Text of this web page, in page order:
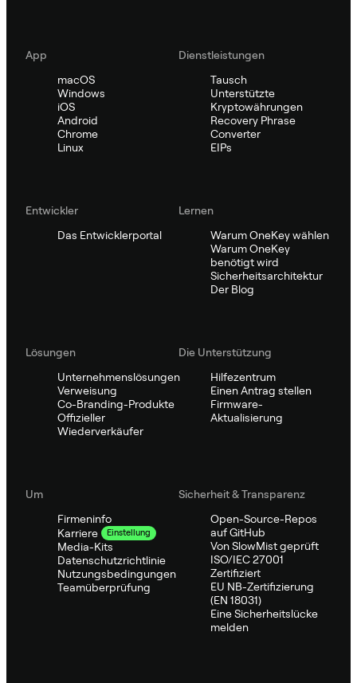
App
macOS
Windows
iOS
Android
Chrome
Linux
Dienstleistungen
Tausch
Unterstützte
Kryptowährungen
Recovery Phrase
Converter
EIPs
Entwickler
Das Entwicklerportal
Lernen
Warum OneKey wählen
Warum OneKey
benötigt wird
Sicherheitsarchitektur
Der Blog
Lösungen
Unternehmenslösungen
Verweisung
Co-Branding-Produkte
Offizieller
Wiederverkäufer
Die Unterstützung
Hilfezentrum
Einen Antrag stellen
Firmware-
Aktualisierung
Um
Firmeninfo
Karriere
Einstellung
Media-Kits
Datenschutzrichtlinie
Nutzungsbedingungen
Teamüberprüfung
Sicherheit & Transparenz
Open-Source-Repos
auf GitHub
Von SlowMist geprüft
ISO/IEC 27001
Zertifiziert
EU NB-Zertifizierung
(EN 18031)
Eine Sicherheitslücke
melden